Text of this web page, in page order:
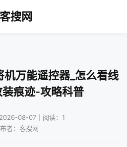
客搜网
机万能遥控器_怎么看线
痕迹-攻略科普
08-07｜阅读：1
者：客搜网